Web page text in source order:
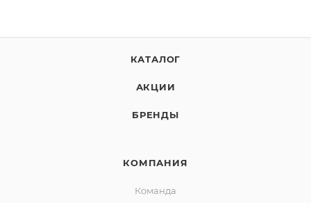
КАТАЛОГ
АКЦИИ
БРЕНДЫ
КОМПАНИЯ
Команда